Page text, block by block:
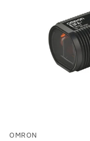
1
OMRON